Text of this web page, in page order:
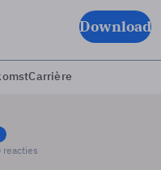
Download
Carrière
reacties